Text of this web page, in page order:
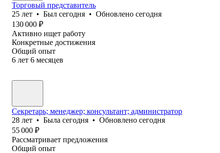
Торговый представитель
25 лет • Был сегодня • Обновлено сегодня
130 000 ₽
Активно ищет работу
Конкретные достижения
Общий опыт
6 лет 6 месяцев
Секретарь; менеджер; консультант; администратор
28 лет • Была сегодня • Обновлено сегодня
55 000 ₽
Рассматривает предложения
Общий опыт